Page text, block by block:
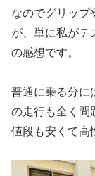
なのでグリップ
が、単に私がテ
の感想です。
普通に乗る分に
の走行も全く問
値段も安くて高